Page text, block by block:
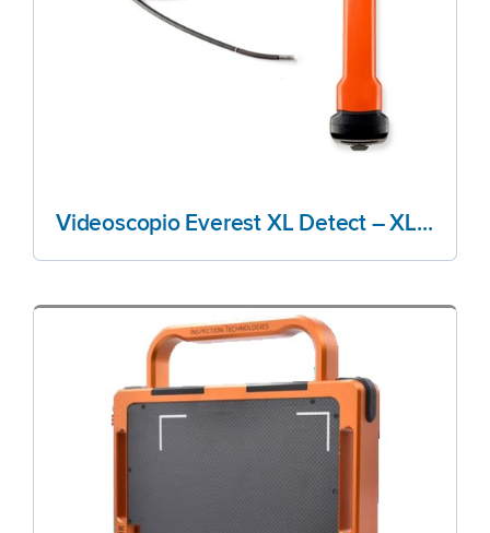
Videoscopio Everest XL Detect – XL Detect+